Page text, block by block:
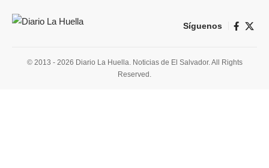
Síguenos
© 2013 - 2026 Diario La Huella. Noticias de El Salvador. All Rights
Reserved.